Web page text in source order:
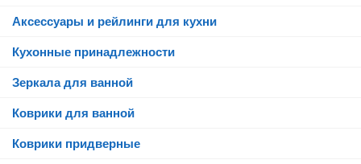
Аксессуары и рейлинги для кухни
Кухонные принадлежности
Зеркала для ванной
Коврики для ванной
Коврики придверные